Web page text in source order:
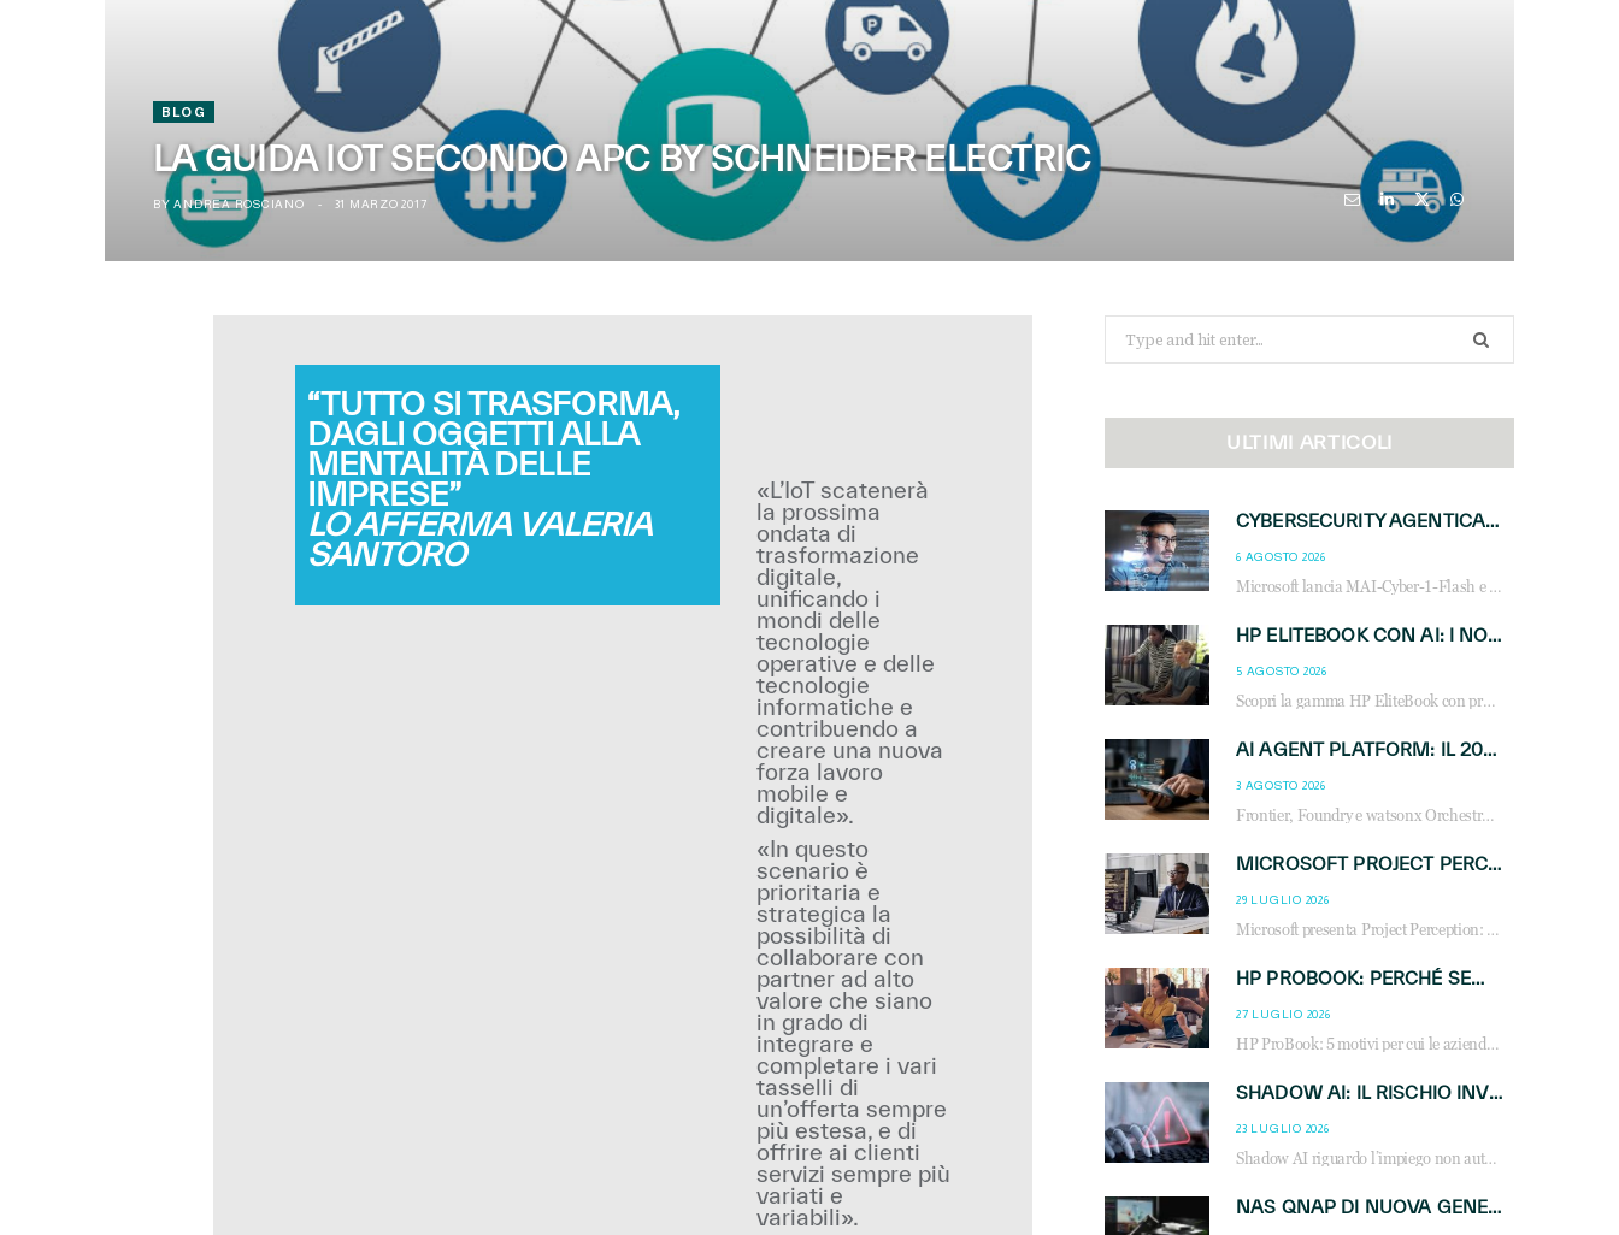
BLOG
LA GUIDA IOT SECONDO APC BY SCHNEIDER ELECTRIC
BY ANDREA ROSCIANO 31 MARZO 2017
“TUTTO SI TRASFORMA,
DAGLI OGGETTI ALLA
MENTALITÀ DELLE
IMPRESE”
LO AFFERMA VALERIA
SANTORO
«L’IoT scatenerà
la prossima
ondata di
trasformazione
digitale,
unificando i
mondi delle
tecnologie
operative e delle
tecnologie
informatiche e
contribuendo a
creare una nuova
forza lavoro
mobile e
digitale».
«In questo
scenario è
prioritaria e
strategica la
possibilità di
collaborare con
partner ad alto
valore che siano
in grado di
integrare e
completare i vari
tasselli di
un’offerta sempre
più estesa, e di
offrire ai clienti
servizi sempre più
variati e
variabili».
for:
ULTIMI ARTICOLI
CYBERSECURITY AGENTICA: CON PERCEPTION E MAI-CYBER-1-FLASH MICROSOFT APRE NUOVI SERVIZI PER IL CANALE
6 AGOSTO 2026
Microsoft lancia MAI-Cyber-1-Flash e Perception: cybersecurity agentica in preview dal 3 novembre. Cosa cambia per MSP, system integrator e reseller.
HP ELITEBOOK CON AI: I NOTEBOOK BUSINESS INTELLIGENTI CHE TRASFORMANO PRODUTTIVITÀ, SICUREZZA E LAVORO IBRIDO
5 AGOSTO 2026
Scopri la gamma HP EliteBook con processori Intel® Core™ Ultra e AMD Ryzen™ AI. Notebook business progettati per aumentare la produttività, migliorare la collaborazione e garantire sicurezza avanzata in ufficio e in mobilità.
AI AGENT PLATFORM: IL 2026 È L’ANNO DEL «SISTEMA OPERATIVO» PER GLI AGENTI AZIENDALI
3 AGOSTO 2026
Frontier, Foundry e watsonx Orchestrate: la guerra delle piattaforme AI agent ridisegna il mercato IT. Cosa cambia per reseller, MSP e system integrator.
MICROSOFT PROJECT PERCEPTION: COME GLI AGENTI AI CAMBIERANNO SOC, CYBERSECURITY E SERVIZI MSP
29 LUGLIO 2026
Microsoft presenta Project Perception: scopri come gli agenti AI possono trasformare cybersecurity, SOC e servizi gestiti degli MSP.
HP PROBOOK: PERCHÉ SEMPRE PIÙ AZIENDE SCELGONO NOTEBOOK PROGETTATI PER IL LAVORO MODERNO
27 LUGLIO 2026
HP ProBook: 5 motivi per cui le aziende scelgono i notebook business HP per migliorare produttività, sicurezza e gestione dell’AI.
SHADOW AI: IL RISCHIO INVISIBILE CHE LE AZIENDE POSSONO GOVERNARE
23 LUGLIO 2026
Shadow AI riguardo l’impiego non autorizzato di sistemi AI all’interno dell’azienda. E’ una pratica che si diffonde a partire dai dipendenti fino ai dirigenti e mette a repentaglio la cybersecurity, con costi più elevati per le organizzazioni. Due recenti report illustrano il fenomeno e forniscono dati in merito
NAS QNAP DI NUOVA GENERAZIONE: PIÙ PRESTAZIONI, SCALABILITÀ E PROTEZIONE DEI DATI PER LE INFRASTRUTTURE IT MODERNE